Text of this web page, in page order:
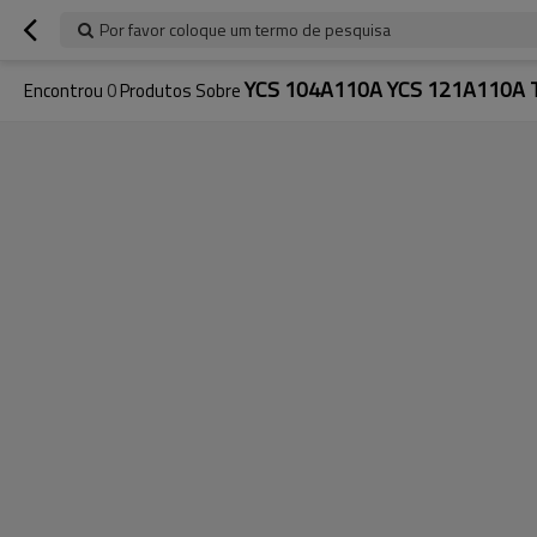
Por favor coloque um termo de pesquisa
Encontrou 0Produtos SobreYCS 104A110A YCS 121A110A